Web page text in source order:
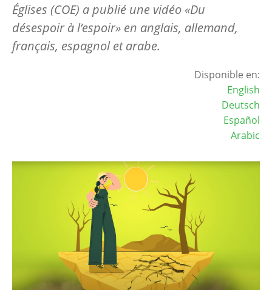
Églises (COE) a publié une vidéo «Du
désespoir à l’espoir» en anglais, allemand,
français, espagnol et arabe.
Disponible en:
English
Deutsch
Español
Arabic
Image